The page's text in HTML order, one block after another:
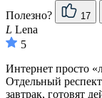
Полезно? 17
L Lena
5
Интернет просто
Отдельный
завтрак, готовят